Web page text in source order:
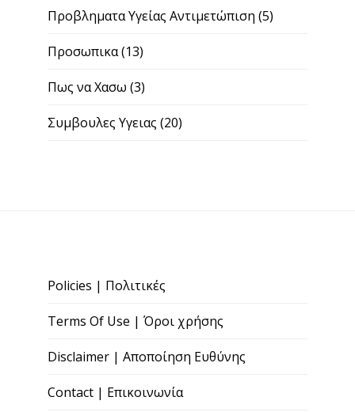
Προβληματα Υγείας Αντιμετώπιση (5)
Προσωπικα(13)
Πως να Χασω (3)
Συμβουλες Υγειας (20)
Policies | Πολιτικές
Terms Of Use | Όροι χρήσης
Disclaimer | Αποποίηση Ευθύνης
Contact | Επικοινωνία